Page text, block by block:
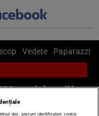
Vedete Paparazzi
sau trimite mail la
dvs., precum identificatorii cookie